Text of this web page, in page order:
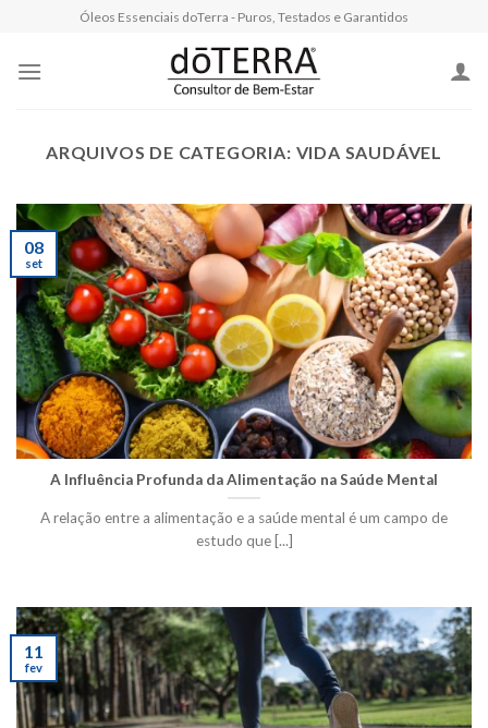
content
Óleos Essenciais doTerra - Puros, Testados e Garantidos
ARQUIVOS DE CATEGORIA: VIDA SAUDÁVEL
A Influência Profunda da Alimentação na Saúde Mental
A relação entre a alimentação e a saúde mental é um campo de
estudo que [...]
08
set
11
fev